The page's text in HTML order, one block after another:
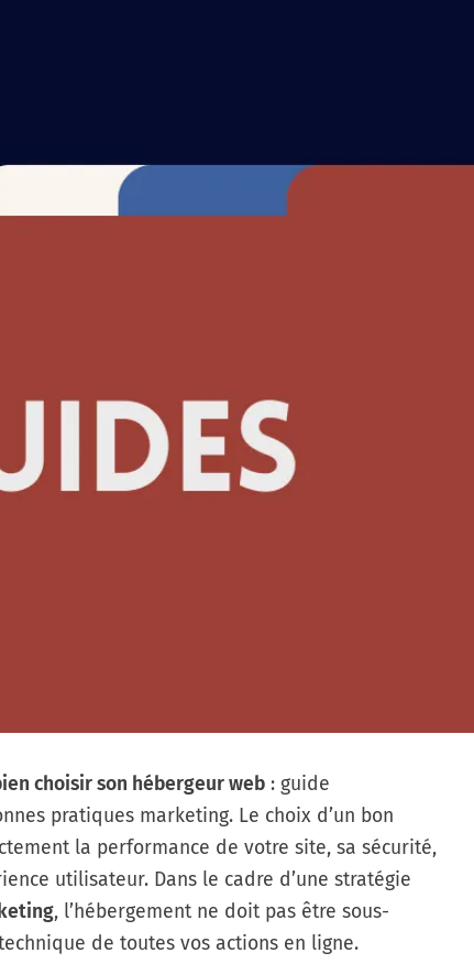
choisir son hébergeur web : guide
pratiques marketing. Le choix d’un bon
la performance de votre site, sa sécurité,
utilisateur. Dans le cadre d’une stratégie
, l’hébergement ne doit pas être sous-
de toutes vos actions en ligne.